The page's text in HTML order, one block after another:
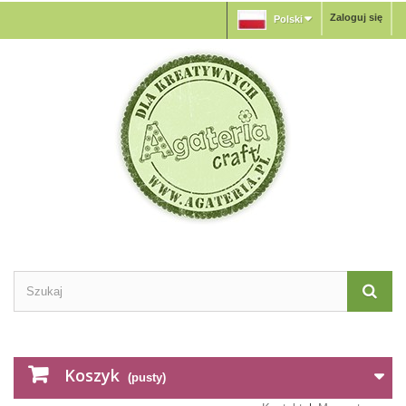
Zaloguj się
Polski
Koszyk (pusty)